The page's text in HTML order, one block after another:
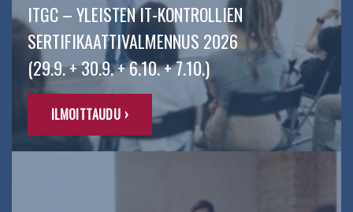
ITGC – YLEISTEN IT-KONTROLLIEN
SERTIFIKAATTIVALMENNUS 2026
(29.9. + 30.9. + 6.10. + 7.10.)
ILMOITTAUDU ›